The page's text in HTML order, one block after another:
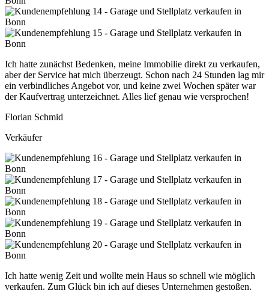
Ich hatte zunächst Bedenken, meine Immobilie direkt zu verkaufen,
aber der Service hat mich überzeugt. Schon nach 24 Stunden lag mir
ein verbindliches Angebot vor, und keine zwei Wochen später war
der Kaufvertrag unterzeichnet. Alles lief genau wie versprochen!
Florian Schmid
Verkäufer
Ich hatte wenig Zeit und wollte mein Haus so schnell wie möglich
verkaufen. Zum Glück bin ich auf dieses Unternehmen gestoßen.